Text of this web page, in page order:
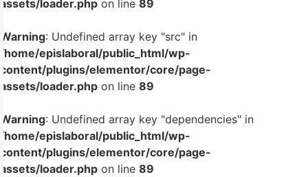
assets/loader.php on line 89
Warning: Undefined array key "src" in
/home/epislaboral/public_html/wp-
content/plugins/elementor/core/page-
assets/loader.php on line 89
Warning: Undefined array key "dependencies" in
/home/epislaboral/public_html/wp-
content/plugins/elementor/core/page-
assets/loader.php on line 89